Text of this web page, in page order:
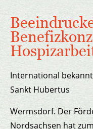
International
Sankt Hubertus
Wermsdorf. Der
Nordsachsen hat